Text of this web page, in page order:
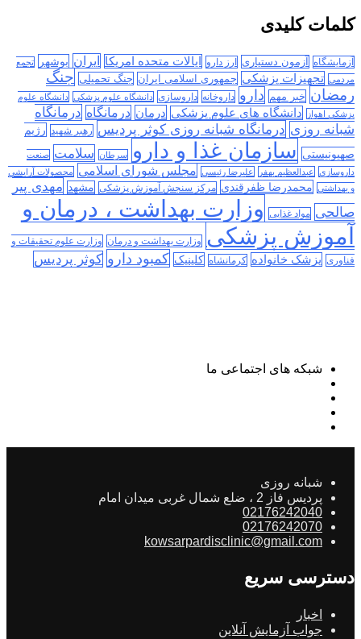
کلمات کلیدی
آزمایشگاه آزمون دستیاری ارز دارو ایالات متحده امریکا ایران بوشهر
تجمع
مردمی تجهیزات پزشکی جمهوری اسلامی ایران جنگ تحمیلی جنگ
رمضان خبر مهم دارو داروخانه داروسازی دانشگاه علوم پزشکی دانشگاه علوم
پزشکی اهواز
دانشگاه های علوم پزشکی درمان درمانگاه درمانگاه
شبانه روزی درمانگاه شبانه روزی کوثر پردیس رهبر شهید
رژیم
صهیونیستی سازمان غذا و دارو سرطان سلامت صنعت
داروسازی عبدالعظیم بهفر علیرضا رئیسی مجلس شورای اسلامی
محصولات آرایشی
و بهداشتی محمدرضا ظفرقندی مرکز سنجش آموزش پزشکی مشهد مهدی پیر
صالحی مواد غذایی وزارت بهداشت ، درمان و
آموزش پزشکی وزارت بهداشت و درمان وزارت علوم تحقیقات و
فناوری پزشک خانواده کرمانشاه کلینیک کمبود دارو کوثر پردیس
شبکه های اجتماعی ما
شبانه روزی
پردیس فاز 2 ، ضلع شمال غربی میدان امام
02176242040
02176242070
kowsarpardisclinic@gmail.com
دسترسی سریع
اخبار
جواب آزمایش آنلاین